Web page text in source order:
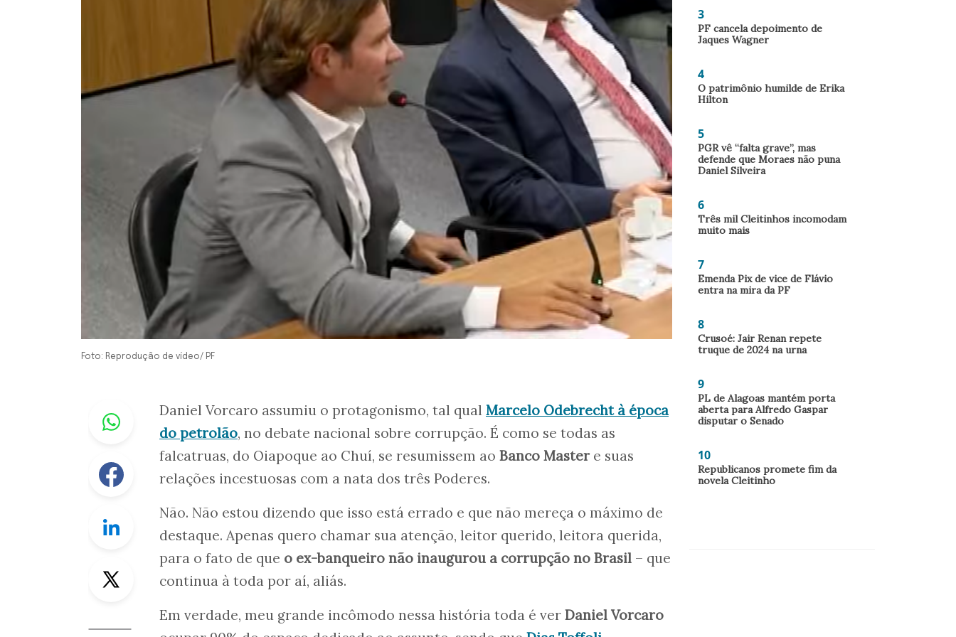
Foto: Reprodução de vídeo/ PF
Whastapp
Facebook
Linkedin
Twitter
Daniel Vorcaro assumiu o protagonismo, tal qual Marcelo Odebrecht à época
do petrolão, no debate nacional sobre corrupção. É como se todas as
falcatruas, do Oiapoque ao Chuí, se resumissem ao Banco Mastere suas
relações incestuosas com a nata dos três Poderes.
Não. Não estou dizendo que isso está errado e que não mereça o máximo de
destaque. Apenas quero chamar sua atenção, leitor querido, leitora querida,
para o fato de que o ex-banqueiro não inaugurou a corrupção no Brasil – que
continua à toda por aí, aliás.
Em verdade, meu grande incômodo nessa história toda é ver Daniel Vorcaro
3
PF cancela depoimento de
Jaques Wagner
4
O patrimônio humilde de Erika
Hilton
5
PGR vê “falta grave”, mas
defende que Moraes não puna
Daniel Silveira
6
Três mil Cleitinhos incomodam
muito mais
7
Emenda Pix de vice de Flávio
entra na mira da PF
8
Crusoé: Jair Renan repete
truque de 2024 na urna
9
PL de Alagoas mantém porta
aberta para Alfredo Gaspar
disputar o Senado
10
Republicanos promete fim da
novela Cleitinho